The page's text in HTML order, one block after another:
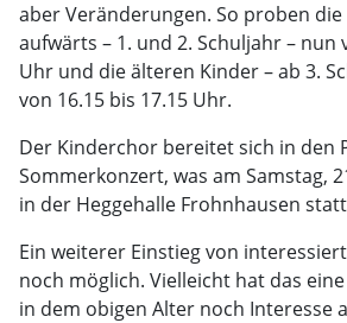
aber Veränderungen. So proben die
aufwärts – 1. und 2. Schuljahr – nun
Uhr und die älteren Kinder – ab 3.
von 16.15 bis 17.15 Uhr.
Der Kinderchor bereitet sich in den
Sommerkonzert, was am Samstag,
in der Heggehalle Frohnhausen
Ein weiterer Einstieg von
noch möglich. Vielleicht hat das
in dem obigen Alter noch Interesse